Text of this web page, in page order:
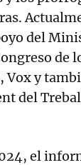
del
de
Vox y
del
el